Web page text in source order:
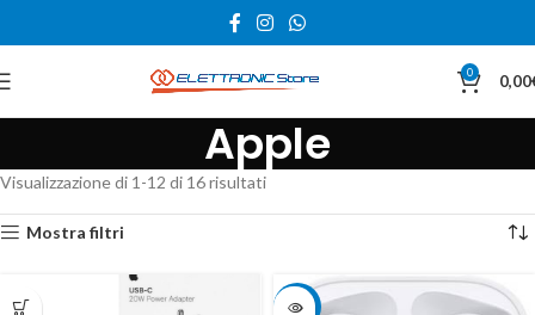
0 0,00
Apple
Visualizzazione di 1-12 di 16 risultati
Mostra filtri
-20%